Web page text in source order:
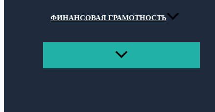
ФИНАНСОВАЯ ГРАМОТНОСТЬ
ПЕРЕКЛЮЧАТЕЛЬ